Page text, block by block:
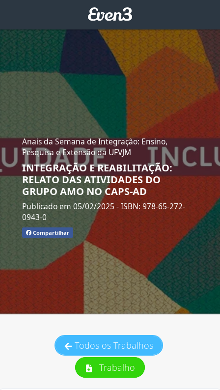
Anais da Semana de Integração: Ensino,
Pesquisa e Extensão da UFVJM
INTEGRAÇÃO E REABILITAÇÃO:
RELATO DAS ATIVIDADES DO
GRUPO AMO NO CAPS-AD
Publicado em 05/02/2025 - ISBN: 978-65-272-
0943-0
Compartilhar
Todos os Trabalhos
Trabalho